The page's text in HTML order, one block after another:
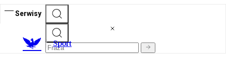
Serwisy
Sport